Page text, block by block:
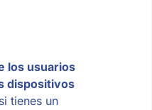
los usuarios
dispositivos
tienes un